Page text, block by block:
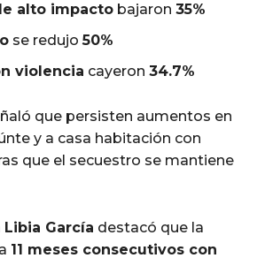
alto impacto bajaron 35%
se redujo50%
violencia cayeron 34.7%
que persisten aumentos en
y a casa habitación con
que el secuestro se mantiene
Libia García destacó que la
11 meses consecutivos con